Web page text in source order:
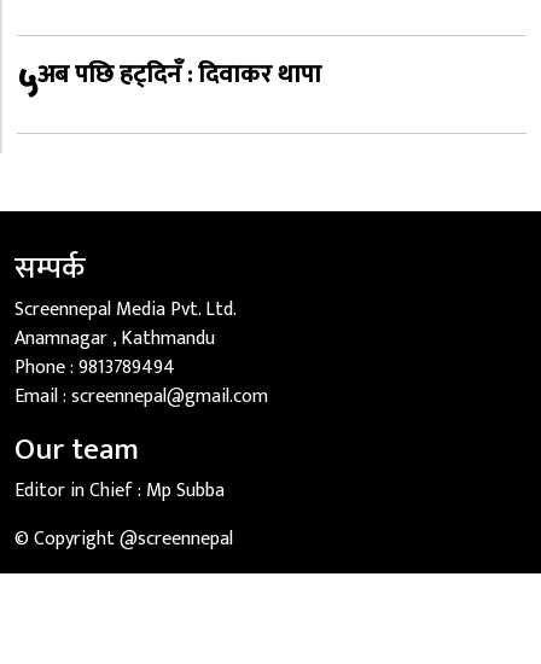
५अब पछि हट्दिनँ : दिवाकर थापा
सम्पर्क
Screennepal Media Pvt. Ltd.
Anamnagar , Kathmandu
Phone :9813789494
Email :screennepal@gmail.com
Our team
Editor in Chief : Mp Subba
© Copyright @screennepal